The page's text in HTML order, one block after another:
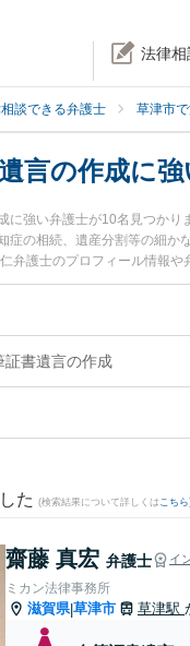
法律相
談できる弁護士 草津市
言の作成に
に強い弁護士が10名見つか
症の相続、遺産分割等の細
弁護士のプロフィール情報
筆証書遺言の作成のトラブ
困りの相談者さんにおすすめで
証書遺言の作成
た (検索結果について詳しくは こちら
齋藤 真宏 弁護士 イ
ミカン法律事務所
滋賀県|草津市 草津駅